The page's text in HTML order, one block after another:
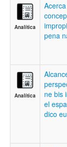
Analítica
pena
Analítica
ne bis
el
dico